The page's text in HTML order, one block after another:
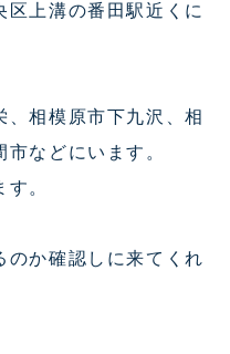
上溝の番田駅近くに
、相模原市下九沢、相
などにいます。
。
のか確認しに来てくれ